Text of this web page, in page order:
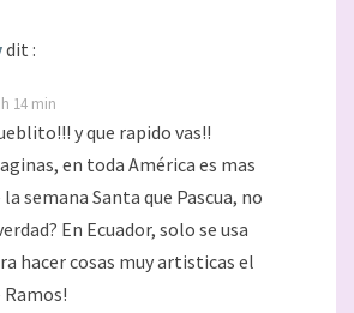
dit :
14 min
y que rapido vas!!
en toda América es mas
semana Santa que Pascua, no
En Ecuador, solo se usa
hacer cosas muy artisticas el